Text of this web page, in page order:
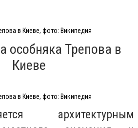
в Киеве, фото: Википедия
особняка Трепова в
Киеве
в Киеве, фото: Википедия
архитектурным